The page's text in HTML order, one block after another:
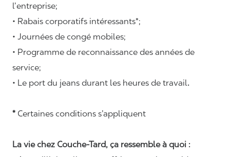
l’entreprise;
• Rabais corporatifs intéressants*;
• Journées de congé mobiles;
• Programme de reconnaissance des années de
service;
• Le port du jeans durant les heures de travail.
* Certaines conditions s’appliquent
La vie chez Couche-Tard, ça ressemble à quoi :